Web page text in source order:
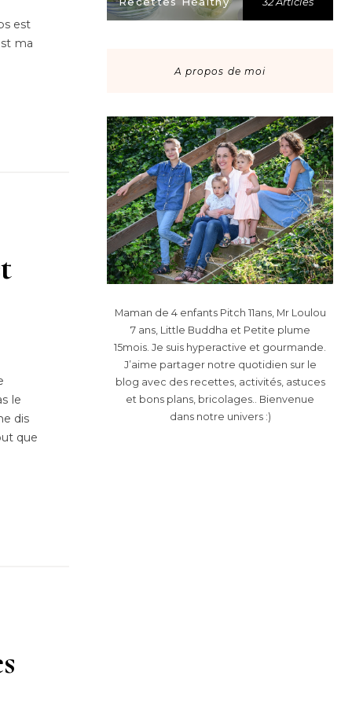
est
ma
le
dis
que
A propos de moi
Maman de 4 enfants Pitch 11ans, Mr Loulou
7 ans, Little Buddha et Petite plume
15mois. Je suis hyperactive et gourmande.
J’aime partager notre quotidien sur le
blog avec des recettes, activités, astuces
et bons plans, bricolages.. Bienvenue
dans notre univers :)